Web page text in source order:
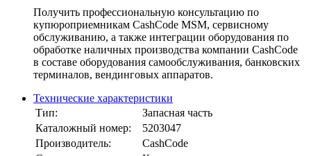
Получить профессиональную консультацию по
купюроприемникам CashCode MSM, сервисному
обслуживанию, а также интеграции оборудования по
обработке наличных производства компании CashCode
в составе оборудования самообслуживания, банковских
терминалов, вендинговых аппаратов.
Технические характеристики
Тип:
Запасная часть
Каталожный номер:
5203047
Производитель:
CashCode